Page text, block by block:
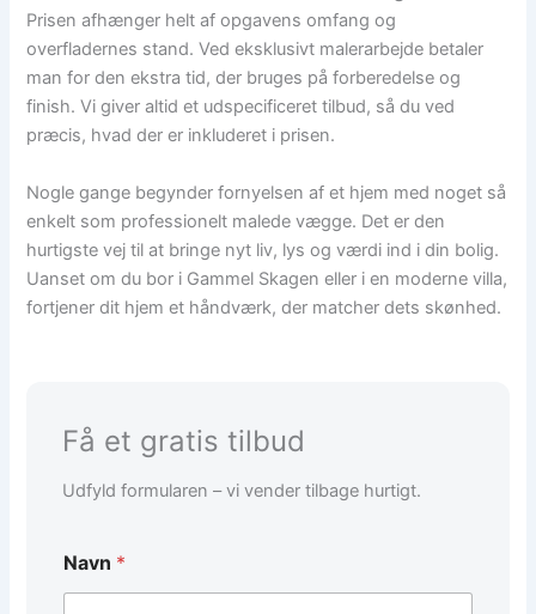
Prisen afhænger helt af opgavens omfang og
overfladernes stand. Ved eksklusivt malerarbejde betaler
man for den ekstra tid, der bruges på forberedelse og
finish. Vi giver altid et udspecificeret tilbud, så du ved
præcis, hvad der er inkluderet i prisen.
Nogle gange begynder fornyelsen af et hjem med noget så
enkelt som professionelt malede vægge. Det er den
hurtigste vej til at bringe nyt liv, lys og værdi ind i din bolig.
Uanset om du bor i Gammel Skagen eller i en moderne villa,
fortjener dit hjem et håndværk, der matcher dets skønhed.
Få et gratis tilbud
Udfyld formularen – vi vender tilbage hurtigt.
Navn *